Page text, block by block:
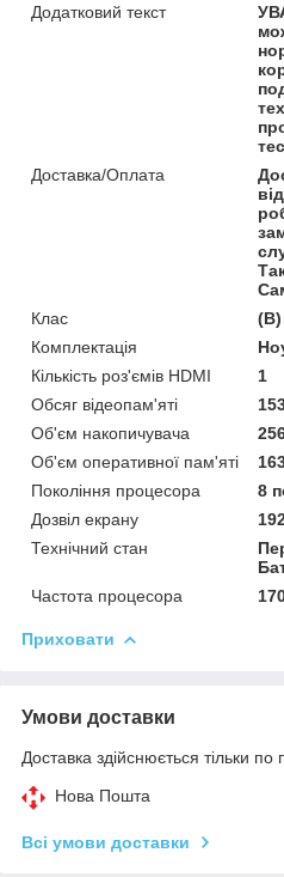
Додатковий текст
Доставка/Оплата
Клас
(В)
Комплектація
Кількість роз'ємів HDMІ
1
Обсяг відеопам'яті
Об'єм накопичувача
Об'єм оперативної пам'яті
Покоління процесора
8
Дозвіл екрану
Технічний стан
Частота процесора
Приховати
Умови доставки
Доставка здійснюється тільки по
Нова Пошта
Всі умови доставки